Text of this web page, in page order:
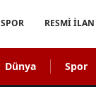
SPOR RESMİ İLAN
Dünya Spor